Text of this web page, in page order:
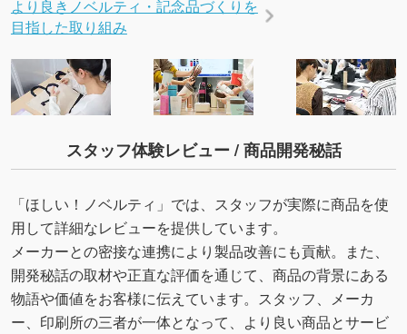
より良きノベルティ・記念品づくりを
目指した取り組み
スタッフ体験レビュー / 商品開発秘話
「ほしい！ノベルティ」では、スタッフが実際に商品を使
用して詳細なレビューを提供しています。
メーカーとの密接な連携により製品改善にも貢献。また、
開発秘話の取材や正直な評価を通じて、商品の背景にある
物語や価値をお客様に伝えています。スタッフ、メーカ
ー、印刷所の三者が一体となって、より良い商品とサービ